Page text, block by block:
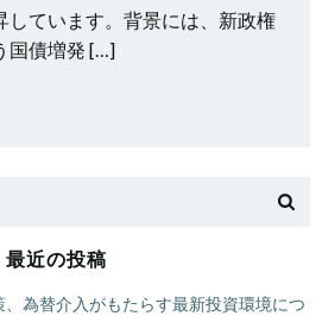
しています。背景には、新政権
国債増発 […]
最近の投稿
為替介入がもたらす最新投資環境につ